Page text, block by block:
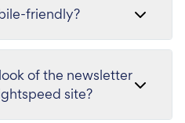
friendly?
of the newsletter
site?